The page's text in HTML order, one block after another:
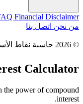
Financial Disclaimer
من نحن اتصل بنا
© 2026 حاسبة نقاط الأساس. صُمم بحب ❤️ بواسطة
Calculator
the power of compound
interest.